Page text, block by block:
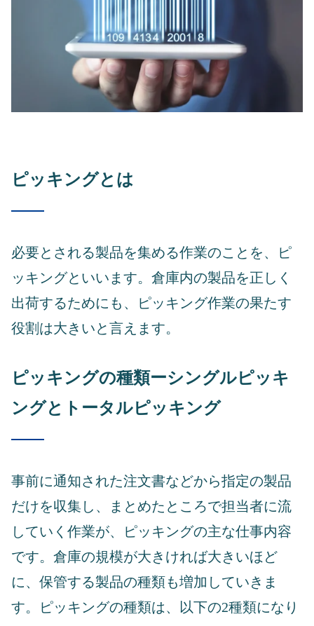
ピッキングとは
必要とされる製品を集める作業のことを、ピ
ッキングといいます。倉庫内の製品を正しく
出荷するためにも、ピッキング作業の果たす
役割は大きいと言えます。
ピッキングの種類ーシングルピッキ
ングとトータルピッキング
事前に通知された注文書などから指定の製品
だけを収集し、まとめたところで担当者に流
していく作業が、ピッキングの主な仕事内容
です。倉庫の規模が大きければ大きいほど
に、保管する製品の種類も増加していきま
す。ピッキングの種類は、以下の2種類になり